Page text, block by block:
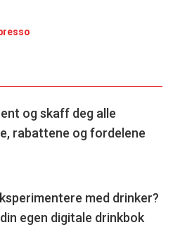
og skaff deg alle
rabattene og fordelene
med drinker?
egen digitale drinkbok